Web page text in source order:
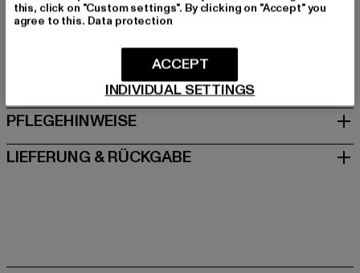
agentur@urbanstylesagency.com
Schanzenstraße 41 | 51063 Köln | DE
GRÖSSE & PASSFORM
PFLEGEHINWEISE
LIEFERUNG & RÜCKGABE
this, click on "Custom settings". By clicking on "Accept" you
agree to this. Data protection
INDIVIDUAL SETTINGS
ACCEPT